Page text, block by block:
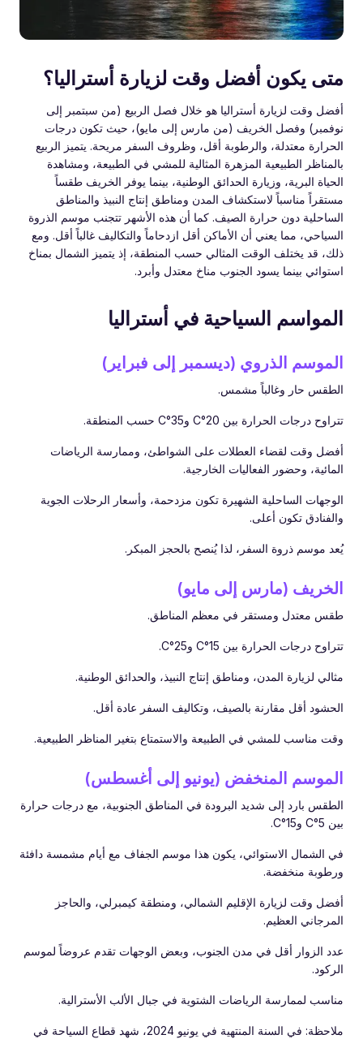
متى يكون أفضل وقت لزيارة أستراليا؟
أفضل وقت لزيارة أستراليا هو خلال فصل الربيع (من سبتمبر إلى
نوفمبر) وفصل الخريف (من مارس إلى مايو)، حيث تكون درجات
الحرارة معتدلة، والرطوبة أقل، وظروف السفر مريحة. يتميز الربيع
بالمناظر الطبيعية المزهرة المثالية للمشي في الطبيعة، ومشاهدة
الحياة البرية، وزيارة الحدائق الوطنية، بينما يوفر الخريف طقساً
مستقراً مناسباً لاستكشاف المدن ومناطق إنتاج النبيذ والمناطق
الساحلية دون حرارة الصيف. كما أن هذه الأشهر تتجنب موسم الذروة
السياحي، مما يعني أن الأماكن أقل ازدحاماً والتكاليف غالباً أقل. ومع
ذلك، قد يختلف الوقت المثالي حسب المنطقة، إذ يتميز الشمال بمناخ
استوائي بينما يسود الجنوب مناخ معتدل وأبرد.
المواسم السياحية في أستراليا
الموسم الذروي (ديسمبر إلى فبراير)
الطقس حار وغالباً مشمس.
تتراوح درجات الحرارة بين 20°C و35°C حسب المنطقة.
أفضل وقت لقضاء العطلات على الشواطئ، وممارسة الرياضات
المائية، وحضور الفعاليات الخارجية.
الوجهات الساحلية الشهيرة تكون مزدحمة، وأسعار الرحلات الجوية
والفنادق تكون أعلى.
يُعد موسم ذروة السفر، لذا يُنصح بالحجز المبكر.
الخريف (مارس إلى مايو)
طقس معتدل ومستقر في معظم المناطق.
تتراوح درجات الحرارة بين 15°C و25°C.
مثالي لزيارة المدن، ومناطق إنتاج النبيذ، والحدائق الوطنية.
الحشود أقل مقارنة بالصيف، وتكاليف السفر عادة أقل.
وقت مناسب للمشي في الطبيعة والاستمتاع بتغير المناظر الطبيعية.
الموسم المنخفض (يونيو إلى أغسطس)
الطقس بارد إلى شديد البرودة في المناطق الجنوبية، مع درجات حرارة
بين 5°C و15°C.
في الشمال الاستوائي، يكون هذا موسم الجفاف مع أيام مشمسة دافئة
ورطوبة منخفضة.
أفضل وقت لزيارة الإقليم الشمالي، ومنطقة كيمبرلي، والحاجز
المرجاني العظيم.
عدد الزوار أقل في مدن الجنوب، وبعض الوجهات تقدم عروضاً لموسم
الركود.
مناسب لممارسة الرياضات الشتوية في جبال الألب الأسترالية.
ملاحظة: في السنة المنتهية في يونيو 2024، شهد قطاع السياحة في